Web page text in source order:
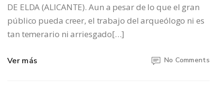
DE ELDA (ALICANTE). Aun a pesar de lo que el gran
público pueda creer, el trabajo del arqueólogo ni es
tan temerario ni arriesgado[…]
Ver más No Comments